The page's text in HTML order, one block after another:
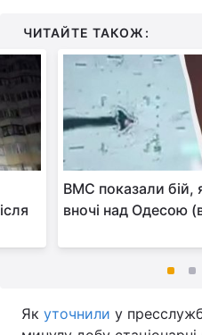
ЧИТАЙТЕ ТАКОЖ:
ВМС показали бій,
вночі над Одесою
Як уточнили у